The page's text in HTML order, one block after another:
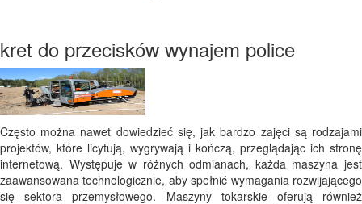
kret do przecisków wynajem police
Często można nawet dowiedzieć się, jak bardzo zajęci są rodzajami
projektów, które licytują, wygrywają i kończą, przeglądając ich stronę
internetową. Występuje w różnych odmianach, każda maszyna jest
zaawansowana technologicznie, aby spełnić wymagania rozwijającego
się sektora przemysłowego. Maszyny tokarskie oferują również